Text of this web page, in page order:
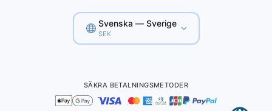
Svenska — Sverige
SEK
SÄKRA BETALNINGSMETODER